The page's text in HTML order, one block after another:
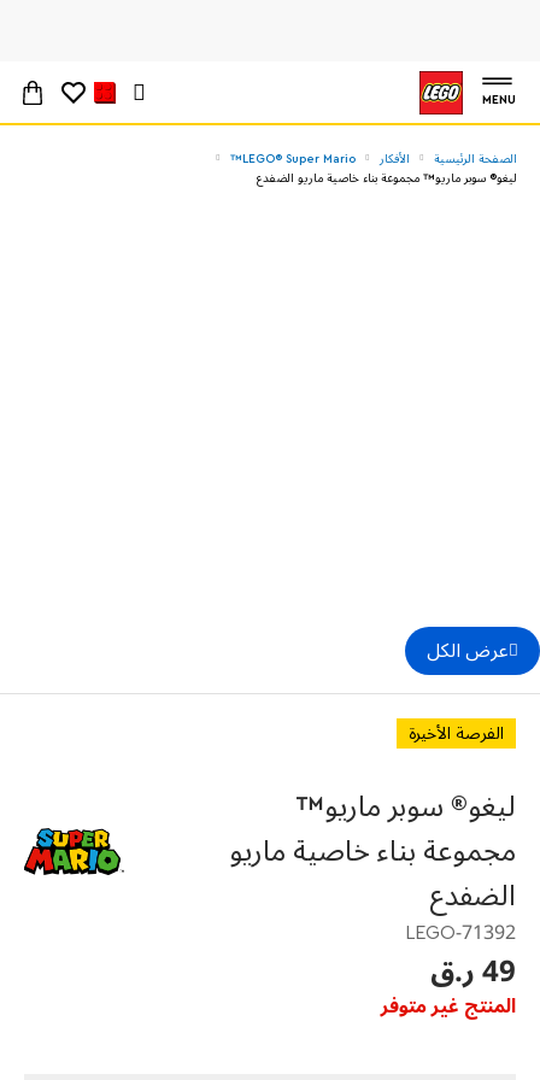
MENU
الصفحة الرئيسية الأفكار LEGO® Super Mario™
ليغو® سوبر ماريو™ مجموعة بناء خاصية ماريو الضفدع
عرض الكل
الفرصة الأخيرة
ليغو® سوبر ماريو™
مجموعة بناء خاصية ماريو
الضفدع
71392-LEGO
49 ر.ق
المنتج غير متوفر